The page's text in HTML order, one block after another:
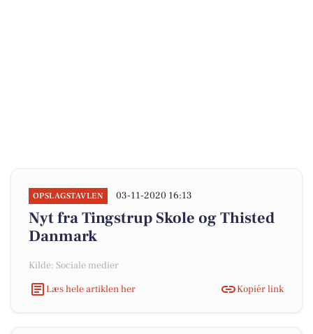
OPSLAGSTAVLEN 03-11-2020 16:13
Nyt fra Tingstrup Skole og Thisted
Danmark
Kilde: Sociale medier
Læs hele artiklen her
Kopiér link